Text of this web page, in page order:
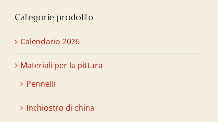
Categorie prodotto
Calendario 2026
Materiali per la pittura
Pennelli
Inchiostro di china